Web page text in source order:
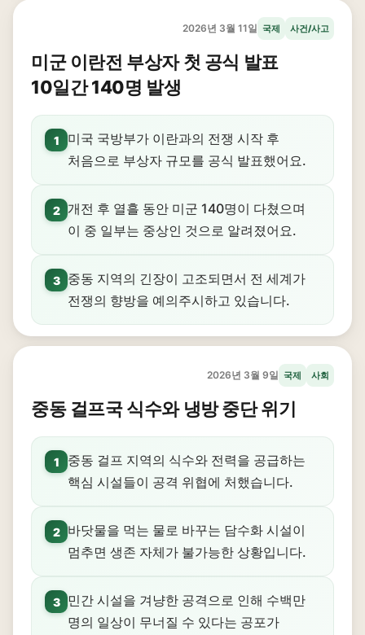
2026년 3월 11일 국제 사건/사고
미군 이란전 부상자 첫 공식 발표
10일간 140명 발생
1
미국 국방부가 이란과의 전쟁 시작 후
처음으로 부상자 규모를 공식 발표했어요.
2 개전 후 열흘 동안 미군 140명이 다쳤으며
이 중 일부는 중상인 것으로 알려졌어요.
3
중동 지역의 긴장이 고조되면서 전 세계가
전쟁의 향방을 예의주시하고 있습니다.
2026년 3월 9일 국제 사회
중동 걸프국 식수와 냉방 중단 위기
1
중동 걸프 지역의 식수와 전력을 공급하는
핵심 시설들이 공격 위협에 처했습니다.
2
바닷물을 먹는 물로 바꾸는 담수화 시설이
멈추면 생존 자체가 불가능한 상황입니다.
3
민간 시설을 겨냥한 공격으로 인해 수백만
명의 일상이 무너질 수 있다는 공포가